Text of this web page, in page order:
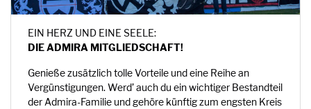
EIN HERZ UND EINE SEELE:
DIE ADMIRA MITGLIEDSCHAFT!
Genieße zusätzlich tolle Vorteile und eine Reihe an
Vergünstigungen. Werd’ auch du ein wichtiger Bestandteil
der Admira-Familie und gehöre künftig zum engsten Kreis